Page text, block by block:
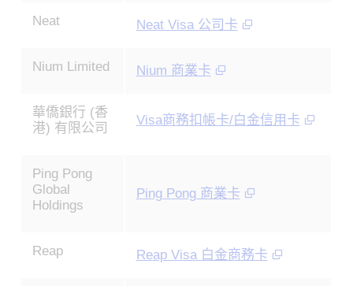
Neat Neat Visa 公司卡
Nium Limited Nium 商業卡
華僑銀行 (香
港) 有限公司
Visa商務扣帳卡/白金信用卡
Ping Pong
Global
Holdings
Ping Pong 商業卡
Reap Reap Visa 白金商務卡